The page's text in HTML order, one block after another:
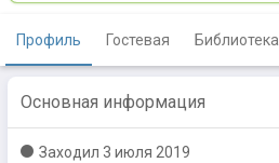
Профиль Гостевая Библиотека
Основная информация
Заходил 3 июля 2019